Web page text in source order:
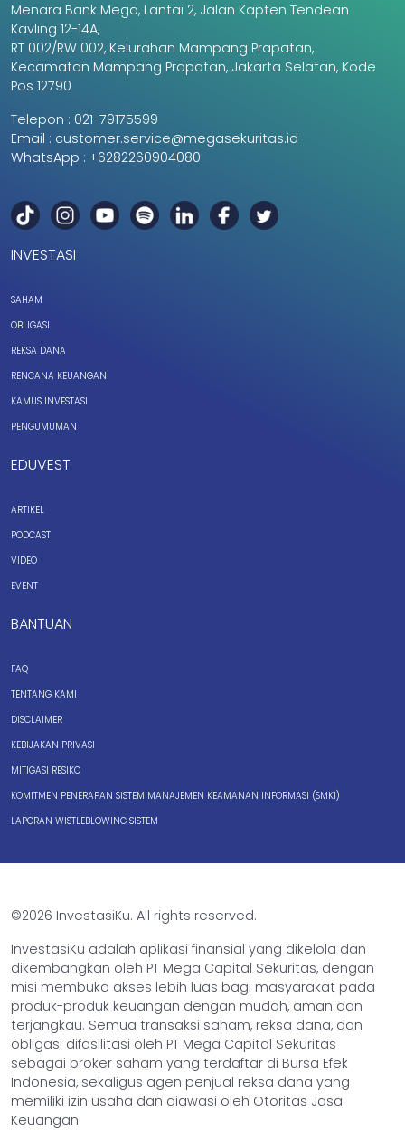
Menara Bank Mega, Lantai 2, Jalan Kapten Tendean
Kavling 12-14A,
RT 002/RW 002, Kelurahan Mampang Prapatan,
Kecamatan Mampang Prapatan, Jakarta Selatan, Kode
Pos 12790
Telepon : 021-79175599
Email : customer.service@megasekuritas.id
WhatsApp : +6282260904080
INVESTASI
SAHAM
OBLIGASI
REKSA DANA
RENCANA KEUANGAN
KAMUS INVESTASI
PENGUMUMAN
EDUVEST
ARTIKEL
PODCAST
VIDEO
EVENT
BANTUAN
FAQ
TENTANG KAMI
DISCLAIMER
KEBIJAKAN PRIVASI
MITIGASI RESIKO
KOMITMEN PENERAPAN SISTEM MANAJEMEN KEAMANAN INFORMASI (SMKI)
LAPORAN WISTLEBLOWING SISTEM
©2026 InvestasiKu. All rights reserved.
InvestasiKu adalah aplikasi finansial yang dikelola dan
dikembangkan oleh PT Mega Capital Sekuritas, dengan
misi membuka akses lebih luas bagi masyarakat pada
produk-produk keuangan dengan mudah, aman dan
terjangkau. Semua transaksi saham, reksa dana, dan
obligasi difasilitasi oleh PT Mega Capital Sekuritas
sebagai broker saham yang terdaftar di Bursa Efek
Indonesia, sekaligus agen penjual reksa dana yang
memiliki izin usaha dan diawasi oleh Otoritas Jasa
Keuangan